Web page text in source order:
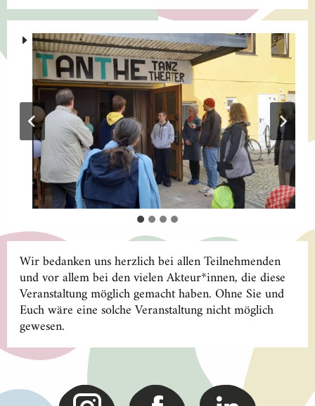
Wir bedanken uns herzlich bei allen Teilnehmenden
und vor allem bei den vielen Akteur*innen, die diese
Veranstaltung möglich gemacht haben. Ohne Sie und
Euch wäre eine solche Veranstaltung nicht möglich
gewesen.